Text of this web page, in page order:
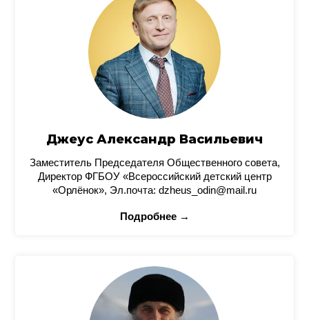
Джеус Александр Васильевич
Заместитель Председателя Общественного совета,
Директор ФГБОУ «Всероссийский детский центр
«Орлёнок», Эл.почта: dzheus_odin@mail.ru
Подробнее →